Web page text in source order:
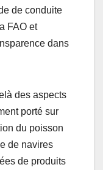
de conduite
FAO et
dans
des aspects
porté sur
du poisson
de navires
de produits